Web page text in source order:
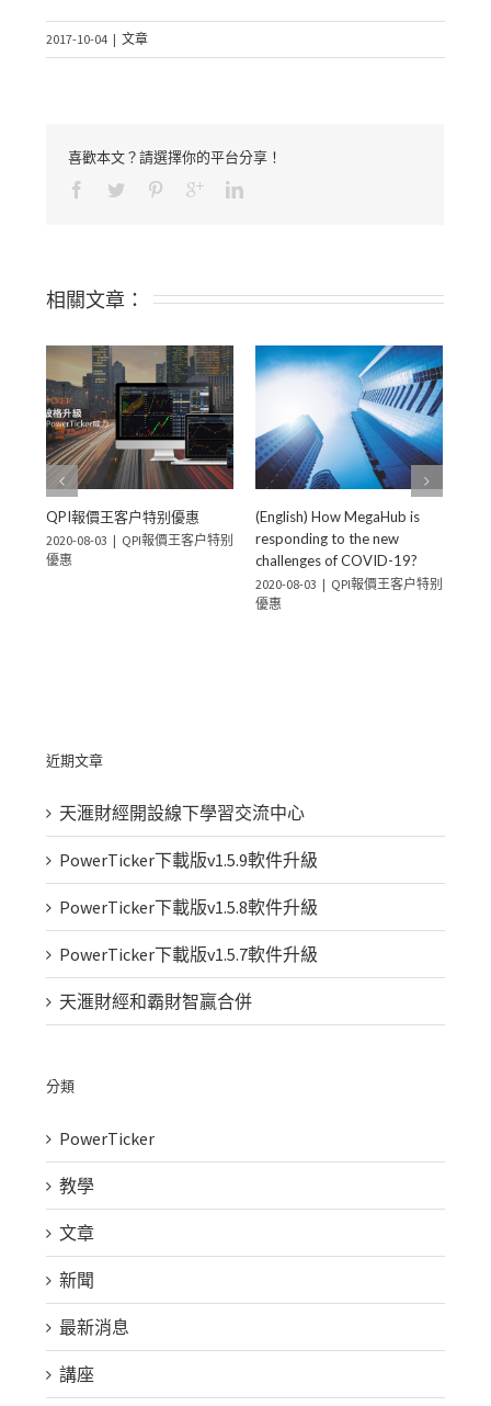
2017-10-04 | 文章
喜歡本文？請選擇你的平台分享！
相關文章：
QPI報價王客户特别優惠
2020-08-03 | QPI報價王客户特别
優惠
(English) How MegaHub is
responding to the new
challenges of COVID-19?
2020-08-03 | QPI報價王客户特别
優惠
近期文章
天滙財經開設線下學習交流中心
PowerTicker下載版v1.5.9軟件升級
PowerTicker下載版v1.5.8軟件升級
PowerTicker下載版v1.5.7軟件升級
天滙財經和霸財智贏合併
分類
PowerTicker
教學
文章
新聞
最新消息
講座